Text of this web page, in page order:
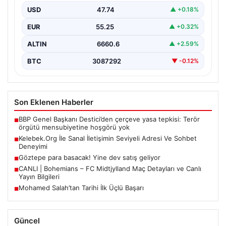
USD 47.74 ▲ +0.18%
EUR 55.25 ▲ +0.32%
ALTIN 6660.6 ▲ +2.59%
BTC 3087292 ▼ -0.12%
Son Eklenen Haberler
■BBP Genel Başkanı Destici’den çerçeve yasa tepkisi: Terör
örgütü mensubiyetine hoşgörü yok
■Kelebek.Org İle Sanal İletişimin Seviyeli Adresi Ve Sohbet
Deneyimi
■Göztepe para basacak! Yine dev satış geliyor
■CANLI | Bohemians – FC Midtjylland Maç Detayları ve Canlı
Yayın Bilgileri
■Mohamed Salah’tan Tarihi İlk Üçlü Başarı
Güncel